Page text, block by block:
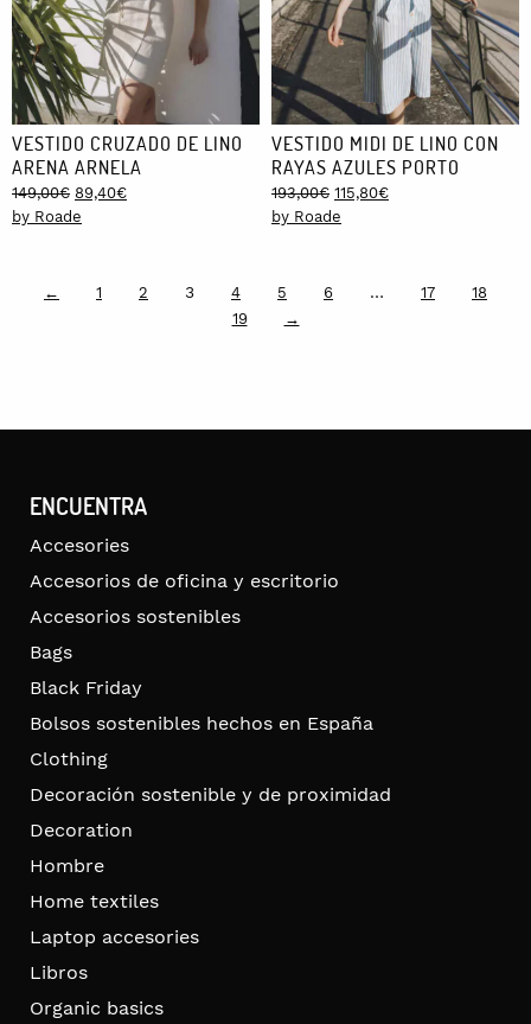
VESTIDO CRUZADO DE LINO
ARENA ARNELA
149,00€ Original
price
89,40€Current
by Roade
VESTIDO MIDI DE LINO CON
RAYAS AZULES PORTO
193,00€ Original
price
115,80€Current
by Roade
← 1 2 3 4 5 6 … 17
18
19
→
ENCUENTRA
Accesories
Accesorios de oficina y escritorio
Accesorios sostenibles
Bags
Black Friday
Bolsos sostenibles hechos en España
Clothing
Decoración sostenible y de proximidad
Decoration
Hombre
Home textiles
Laptop accesories
Libros
Organic basics